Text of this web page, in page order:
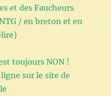
et des Faucheurs
/ en breton et en
toujours NON !
sur le site de